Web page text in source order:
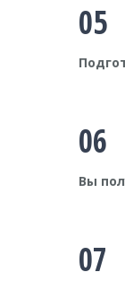
05
06
Вы
07